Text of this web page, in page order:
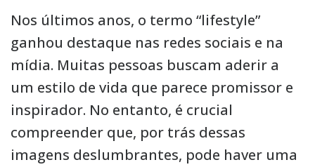
Nos últimos anos, o termo “lifestyle”
ganhou destaque nas redes sociais e na
mídia. Muitas pessoas buscam aderir a
um estilo de vida que parece promissor e
inspirador. No entanto, é crucial
compreender que, por trás dessas
imagens deslumbrantes, pode haver uma